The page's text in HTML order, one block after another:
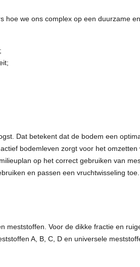
hoe we ons complex op een duurzame
Dat betekent dat de bodem een
bodemleven zorgt voor het
op het correct gebruiken van
en passen een vruchtwisseling toe.
meststoffen. Voor de dikke fractie en
A, B, C, D en universele